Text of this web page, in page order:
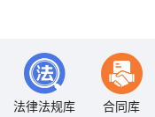
法律法规库 合同库